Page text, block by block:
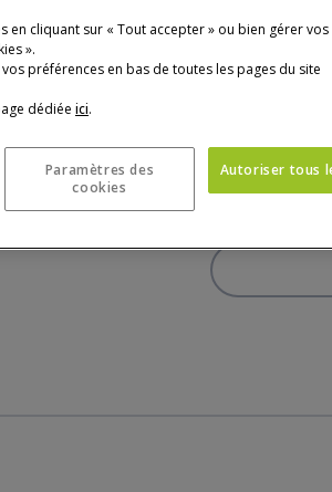
3 705 €
* Prix TTC
Photo : studio des
en cliquant sur « Tout accepter » ou bien gérer
».
préférences en bas de toutes les pages du site
dédiée ici.
Paramètres des
cookies
Autoriser tous